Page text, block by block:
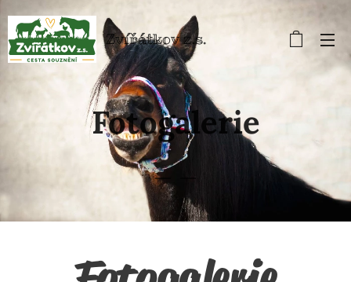
Zvířátkov z.s.
Fotogalerie